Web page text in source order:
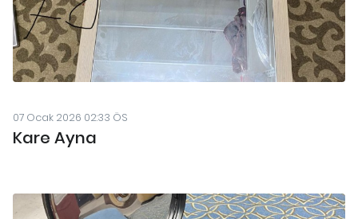
07 Ocak 2026 02:33 ÖS
Kare Ayna